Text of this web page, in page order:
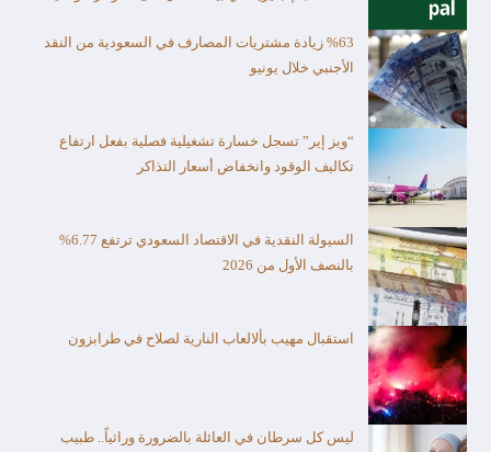
%63 زيادة مشتريات المصارف في السعودية من النقد
الأجنبي خلال يونيو
“ويز إير” تسجل خسارة تشغيلية فصلية بفعل ارتفاع
تكاليف الوقود وانخفاض أسعار التذاكر
السيولة النقدية في الاقتصاد السعودي ترتفع 6.77%
بالنصف الأول من 2026
استقبال مهيب بألالعاب النارية لصلاح في طرابزون
ليس كل سرطان في العائلة بالضرورة وراثياً.. طبيب